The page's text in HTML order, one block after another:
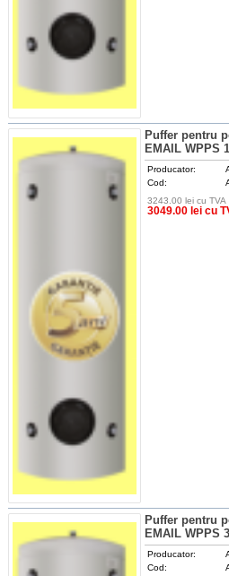
Puffer pentru
EMAIL WPPS
Producator:
Cod:
3243.00 lei cu TVA
3049.00 lei cu
Puffer pentru
EMAIL WPPS
Producator:
Cod: